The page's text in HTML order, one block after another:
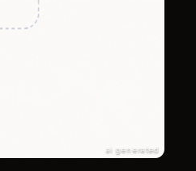
ai generated